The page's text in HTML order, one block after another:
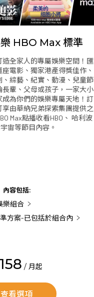
HBO Max 標準
造全家人的專屬娛樂空間！匯
電影、獨家港產得獎佳作、
綜藝、紀實、動漫、兒童節
長輩、父母或孩子，一家大小
為你們的娛樂專屬天地！訂
由華納兄弟探索集團提供之
Max點播收看HBO、 哈利波
宙等節目內容。
內容包括:
樂組合
準方案-已包括於組合內
/ 月起
查看選項